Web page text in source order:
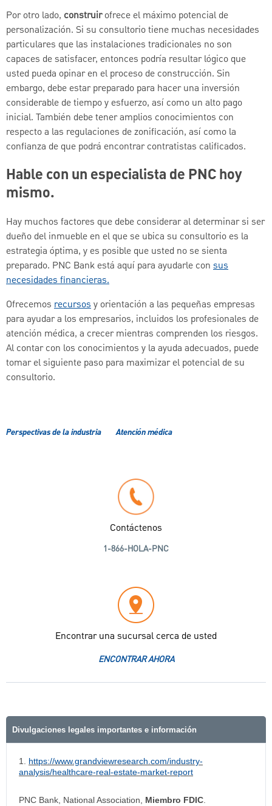
Por otro lado, construirofrece el máximo potencial de
personalización. Si su consultorio tiene muchas necesidades
particulares que las instalaciones tradicionales no son
capaces de satisfacer, entonces podría resultar lógico que
usted pueda opinar en el proceso de construcción. Sin
embargo, debe estar preparado para hacer una inversión
considerable de tiempo y esfuerzo, así como un alto pago
inicial. También debe tener amplios conocimientos con
respecto a las regulaciones de zonificación, así como la
confianza de que podrá encontrar contratistas calificados.
Hable con un especialista de PNC hoy
mismo.
Hay muchos factores que debe considerar al determinar si ser
dueño del inmueble en el que se ubica su consultorio es la
estrategia óptima, y es posible que usted no se sienta
preparado. PNC Bank está aquí para ayudarle con sus
necesidades financieras.
Ofrecemos recursosy orientación a las pequeñas empresas
para ayudar a los empresarios, incluidos los profesionales de
atención médica, a crecer mientras comprenden los riesgos.
Al contar con los conocimientos y la ayuda adecuados, puede
tomar el siguiente paso para maximizar el potencial de su
consultorio.
Perspectivas de la industria Atención médica
Contáctenos
1-866-HOLA-PNC
Encontrar una sucursal cerca de usted
ENCONTRAR AHORA
Divulgaciones legales importantes e información
1. https://www.grandviewresearch.com/industry-
analysis/healthcare-real-estate-market-report
PNC Bank, National Association, Miembro FDIC